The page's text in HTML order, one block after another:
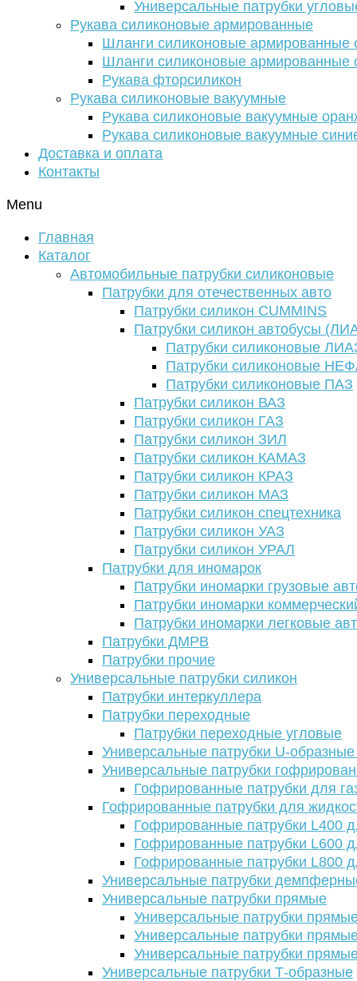
Универсальные патрубки
Рукава силиконовые армированные
Шланги силиконовые армированные
Шланги силиконовые армированные
Рукава фторсиликон
Рукава силиконовые вакуумные
Рукава силиконовые вакуумные
Рукава силиконовые вакуумные
Доставка и оплата
Контакты
Menu
Главная
Каталог
Автомобильные патрубки силиконовые
Патрубки для отечественных авто
Патрубки силикон CUMMINS
Патрубки силикон автобусы
Патрубки силиконовые
Патрубки силиконовые
Патрубки силиконовые ПАЗ
Патрубки силикон ВАЗ
Патрубки силикон ГАЗ
Патрубки силикон ЗИЛ
Патрубки силикон КАМАЗ
Патрубки силикон КРАЗ
Патрубки силикон МАЗ
Патрубки силикон спецтехника
Патрубки силикон УАЗ
Патрубки силикон УРАЛ
Патрубки для иномарок
Патрубки иномарки грузовые
Патрубки иномарки
Патрубки иномарки легковые
Патрубки ДМРВ
Патрубки прочие
Универсальные патрубки силикон
Патрубки интеркуллера
Патрубки переходные
Патрубки переходные угловые
Универсальные патрубки U-
Универсальные патрубки
Гофрированные патрубки для
Гофрированные патрубки для
Гофрированные патрубки L400
Гофрированные патрубки L600
Гофрированные патрубки L800
Универсальные патрубки
Универсальные патрубки прямые
Универсальные патрубки
Универсальные патрубки
Универсальные патрубки
Универсальные патрубки Т-образные